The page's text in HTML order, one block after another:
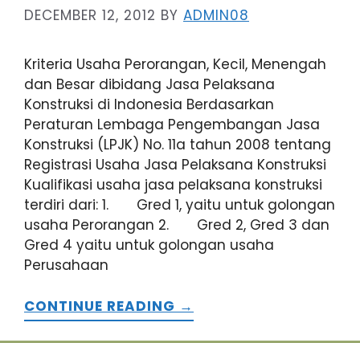
DECEMBER 12, 2012 BY ADMIN08
Kriteria Usaha Perorangan, Kecil, Menengah
dan Besar dibidang Jasa Pelaksana
Konstruksi di Indonesia Berdasarkan
Peraturan Lembaga Pengembangan Jasa
Konstruksi (LPJK) No. 11a tahun 2008 tentang
Registrasi Usaha Jasa Pelaksana Konstruksi
Kualifikasi usaha jasa pelaksana konstruksi
terdiri dari: 1. Gred 1, yaitu untuk golongan
usaha Perorangan 2. Gred 2, Gred 3 dan
Gred 4 yaitu untuk golongan usaha
Perusahaan
CONTINUE READING →